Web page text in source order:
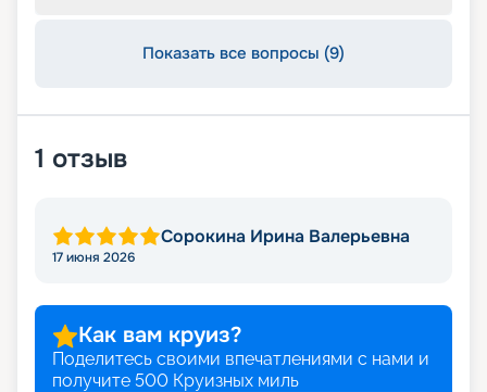
Показать все вопросы (9)
1 отзыв
Сорокина Ирина Валерьевна
17 июня 2026
Как вам круиз?
Поделитесь своими впечатлениями с нами и
получите 500 Круизных миль